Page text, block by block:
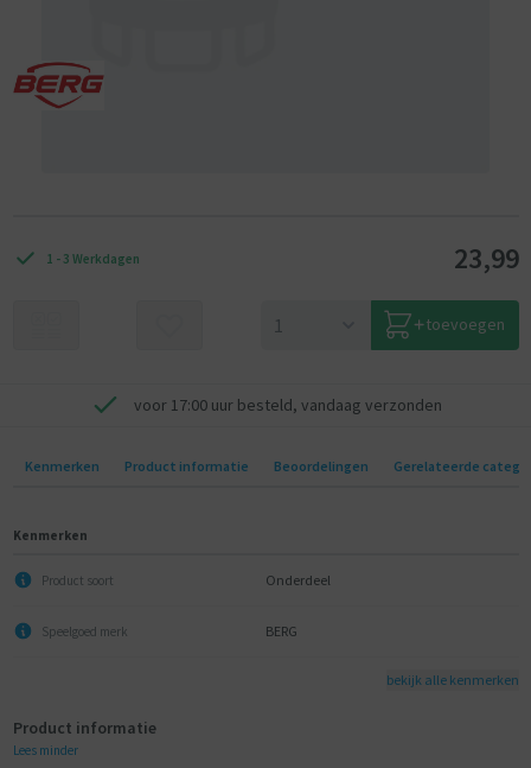
1 - 3 Werkdagen 23,99
toevoegen
voor 17:00 uur besteld, vandaag verzonden
Kenmerken Product informatie Beoordelingen Gerelateerde
Kenmerken
Product soort Onderdeel
Speelgoed merk BERG
bekijk alle kenmerken
Product informatie
Lees minder